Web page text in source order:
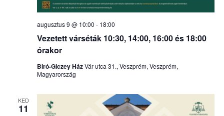
Vezetett várséták 10:30, 14:00, 16:00 és 18:00
órakor
augusztus 9 @ 10:00 - 18:00
Biró-Giczey HázVár utca 31., Veszprém, Veszprém,
Magyarország
KED
11